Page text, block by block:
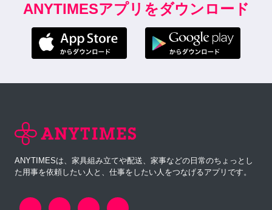
ANYTIMESアプリをダウンロード
ANYTIMESは、家具組み立てや配送、家事などの日常のちょっとし
た用事を依頼したい人と、仕事をしたい人をつなげるアプリです。